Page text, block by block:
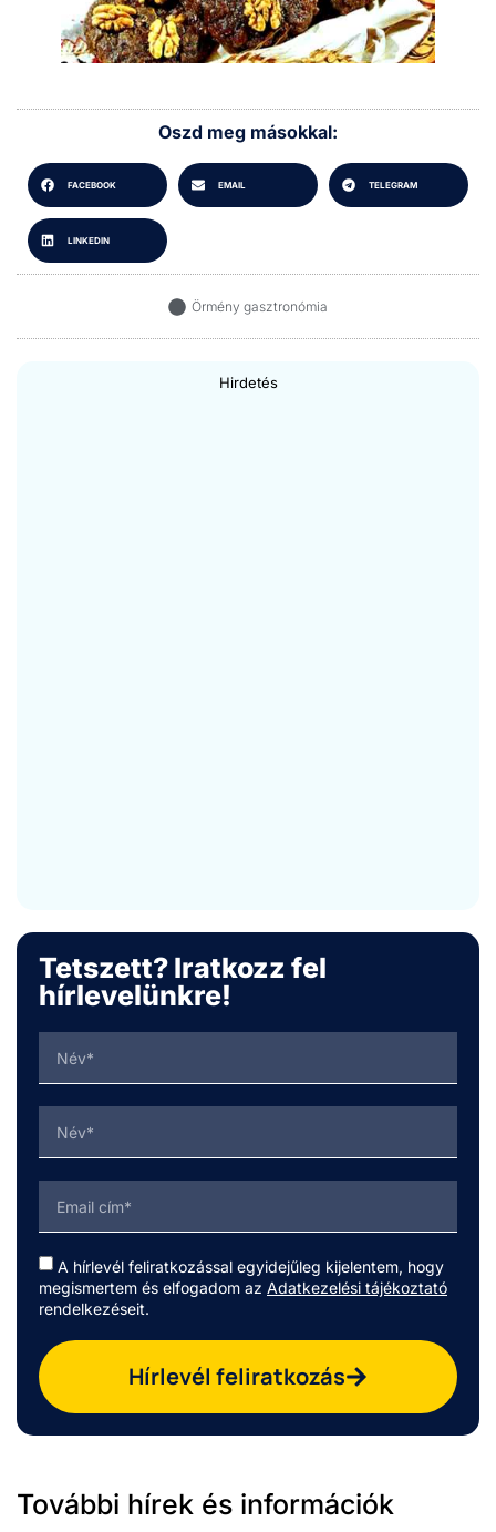
Oszd meg másokkal:
FACEBOOK EMAIL TELEGRAM
LINKEDIN
Örmény gasztronómia
Hirdetés
Tetszett? Iratkozz fel
hírlevelünkre!
A hírlevél feliratkozással egyidejűleg kijelentem, hogy
megismertem és elfogadom az Adatkezelési tájékoztató
rendelkezéseit.
Hírlevél feliratkozás
További hírek és információk